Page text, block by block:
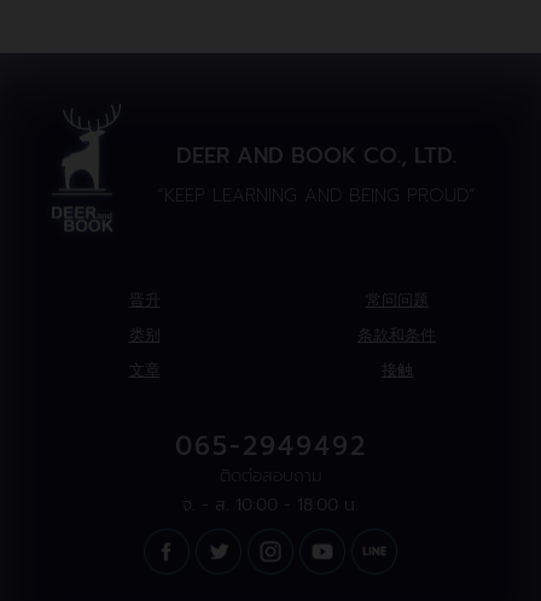
DEER AND BOOK CO., LTD.
“KEEP LEARNING AND BEING PROUD”
晋升
常问问题
类别
条款和条件
文章
接触
065-2949492
ติดต่อสอบถาม
จ. - ส. 10:00 - 18:00 น.